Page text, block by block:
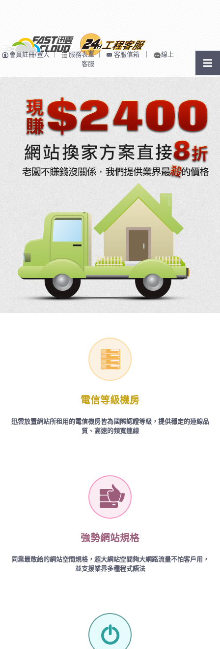
會員註冊/登入｜ 服務表單｜ 客服信箱 ｜
線上
客服
電信等級機房
迅雲放置網站所租用的電信機房皆為國際認證等級，提供穩定的連線品
質、高速的頻寬連線
強勢網站規格
同業最敢給的網站空間規格，超大網站空間夠大網路流量不怕客戶用，
並支援業界多種程式語法